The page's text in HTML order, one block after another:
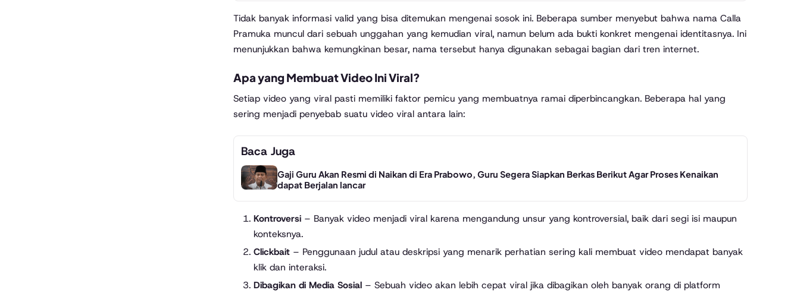
Tidak banyak informasi valid yang bisa ditemukan mengenai sosok ini. Beberapa sumber menyebut bahwa nama Calla
Pramuka muncul dari sebuah unggahan yang kemudian viral, namun belum ada bukti konkret mengenai identitasnya. Ini
menunjukkan bahwa kemungkinan besar, nama tersebut hanya digunakan sebagai bagian dari tren internet.
Apa yang Membuat Video Ini Viral?
Setiap video yang viral pasti memiliki faktor pemicu yang membuatnya ramai diperbincangkan. Beberapa hal yang
sering menjadi penyebab suatu video viral antara lain:
Baca Juga
Gaji Guru Akan Resmi di Naikan di Era Prabowo, Guru Segera Siapkan Berkas Berikut Agar Proses Kenaikan
dapat Berjalan lancar
Kontroversi– Banyak video menjadi viral karena mengandung unsur yang kontroversial, baik dari segi isi maupun
konteksnya.
Clickbait– Penggunaan judul atau deskripsi yang menarik perhatian sering kali membuat video mendapat banyak
klik dan interaksi.
Dibagikan di Media Sosial– Sebuah video akan lebih cepat viral jika dibagikan oleh banyak orang di platform